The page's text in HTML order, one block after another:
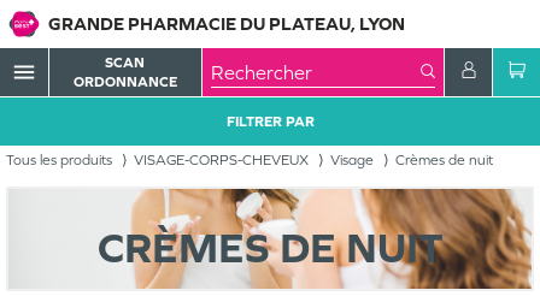
GRANDE PHARMACIE DU PLATEAU, LYON
menu
SCAN
ORDONNANCE
Tous les produits VISAGE-CORPS-CHEVEUX Visage Crèmes de nuit
FILTRER PAR
CRÈMES DE NUIT